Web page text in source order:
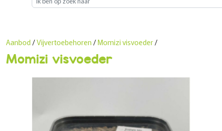
Momizi visvoeder
Aanbod /Vijvertoebehoren /Momizi visvoeder/